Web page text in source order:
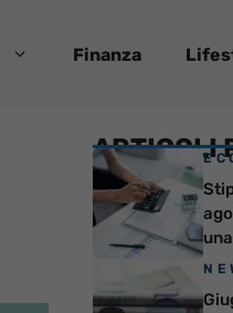
Finanza
ARTICOLI